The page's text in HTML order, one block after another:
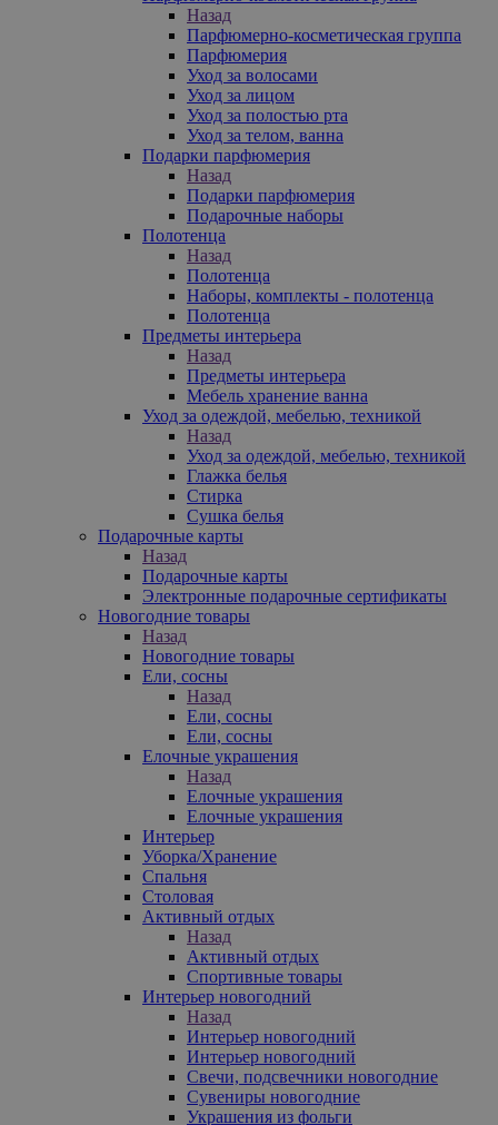
Назад
Парфюмерно-косметическая группа
Парфюмерия
Уход за волосами
Уход за лицом
Уход за полостью рта
Уход за телом, ванна
Подарки парфюмерия
Назад
Подарки парфюмерия
Подарочные наборы
Полотенца
Назад
Полотенца
Наборы, комплекты - полотенца
Полотенца
Предметы интерьера
Назад
Предметы интерьера
Мебель хранение ванна
Уход за одеждой, мебелью, техникой
Назад
Уход за одеждой, мебелью, техникой
Глажка белья
Стирка
Сушка белья
Подарочные карты
Назад
Подарочные карты
Электронные подарочные сертификаты
Новогодние товары
Назад
Новогодние товары
Ели, сосны
Назад
Ели, сосны
Ели, сосны
Елочные украшения
Назад
Елочные украшения
Елочные украшения
Интерьер
Уборка/Хранение
Спальня
Столовая
Активный отдых
Назад
Активный отдых
Спортивные товары
Интерьер новогодний
Назад
Интерьер новогодний
Интерьер новогодний
Свечи, подсвечники новогодние
Сувениры новогодние
Украшения из фольги